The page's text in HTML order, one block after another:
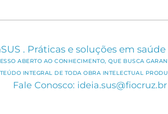
. Práticas e soluções em saúde
ABERTO AO CONHECIMENTO, QUE BUSCA
INTEGRAL DE TODA OBRA INTELECTUAL
Fale Conosco: ideia.sus@fiocruz.br